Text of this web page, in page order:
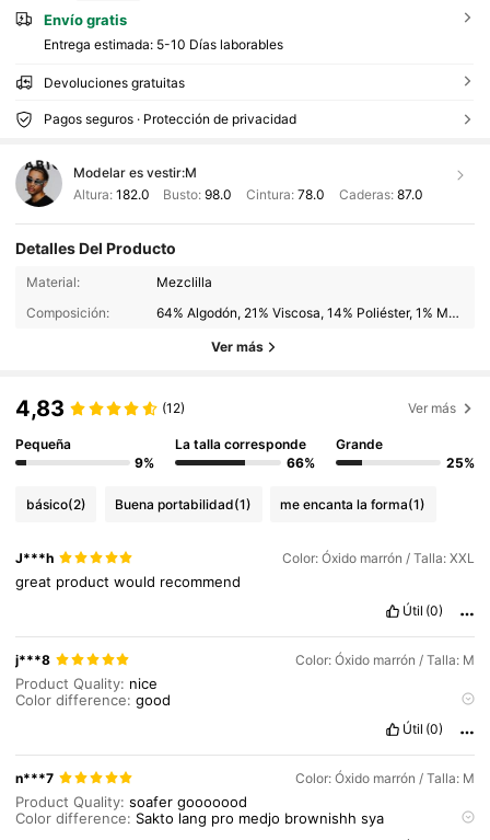
Envío gratis
Entrega estimada: 5-10 Días laborables
Devoluciones gratuitas
Pagos seguros · Protección de privacidad
Modelar es vestir:M
Altura: 182.0 Busto:98.0 Cintura: 78.0 Caderas: 87.0
Detalles Del Producto
Material:
Mezclilla
Composición:
64% Algodón, 21% Viscosa, 14% Poliéster, 1% Modal
Ver más
4,83 (12) Ver más
Pequeña
9%
La talla corresponde
66%
Grande
25%
básico(2) Buena portabilidad(1) me encanta la forma(1)
J***h Color: Óxido marrón / Talla: XXL
great productwould recommend
Útil (0)
j***8 Color: Óxido marrón / Talla: M
Product Quality: nice
Color difference:good
Útil (0)
n***7 Color: Óxido marrón / Talla: M
Product Quality:soafergooooood
Color difference: Sakto lang pro medjo brownishhsya